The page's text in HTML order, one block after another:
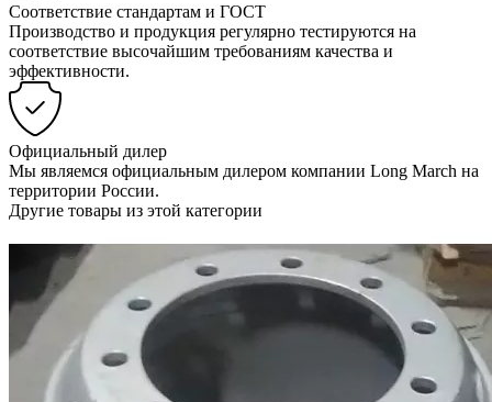
Соответствие стандартам и ГОСТ
Производство и продукция регулярно тестируются на
соответствие высочайшим требованиям качества и
эффективности.
Официальный дилер
Мы являемся официальным дилером компании Long March на
территории России.
Другие товары из этой категории